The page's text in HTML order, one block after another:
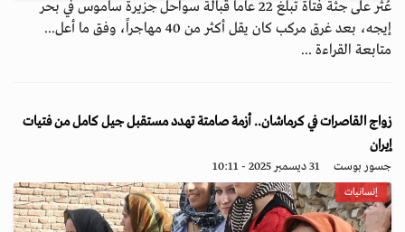
عُثر على جثة فتاة تبلغ 22 عاماً قبالة سواحل جزيرة ساموس في بحر
إيجه، بعد غرق مركب كان يقل أكثر من 40 مهاجراً، وفق ما أعل...
متابعة القراءة ...
زواج القاصرات في كرماشان.. أزمة صامتة تهدد مستقبل جيل كامل من فتيات
إيران
جسور بوست 31 ديسمبر 2025 - 10:11
إنسانيات